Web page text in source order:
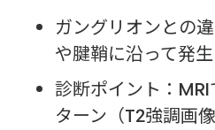
ガングリオンとの
や腱鞘に沿って発生
診断ポイント：
ターン（T2強調画